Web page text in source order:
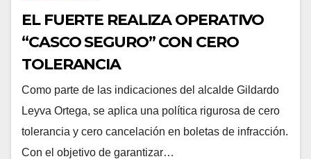
EL FUERTE REALIZA OPERATIVO
“CASCO SEGURO” CON CERO
TOLERANCIA
Como parte de las indicaciones del alcalde Gildardo
Leyva Ortega, se aplica una política rigurosa de cero
tolerancia y cero cancelación en boletas de infracción.
Con el objetivo de garantizar…